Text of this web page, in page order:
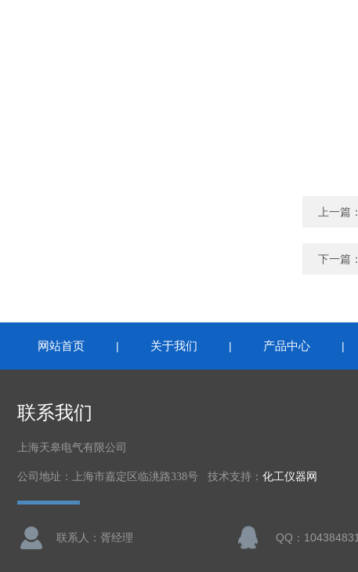
上一篇：
下一篇：
网站首页 | 关于我们 | 产品中心 |
联系我们
上海天皋电气有限公司
公司地址：上海市嘉定区临洮路338号 技术支持： 化工仪器网
联系人：胥经理